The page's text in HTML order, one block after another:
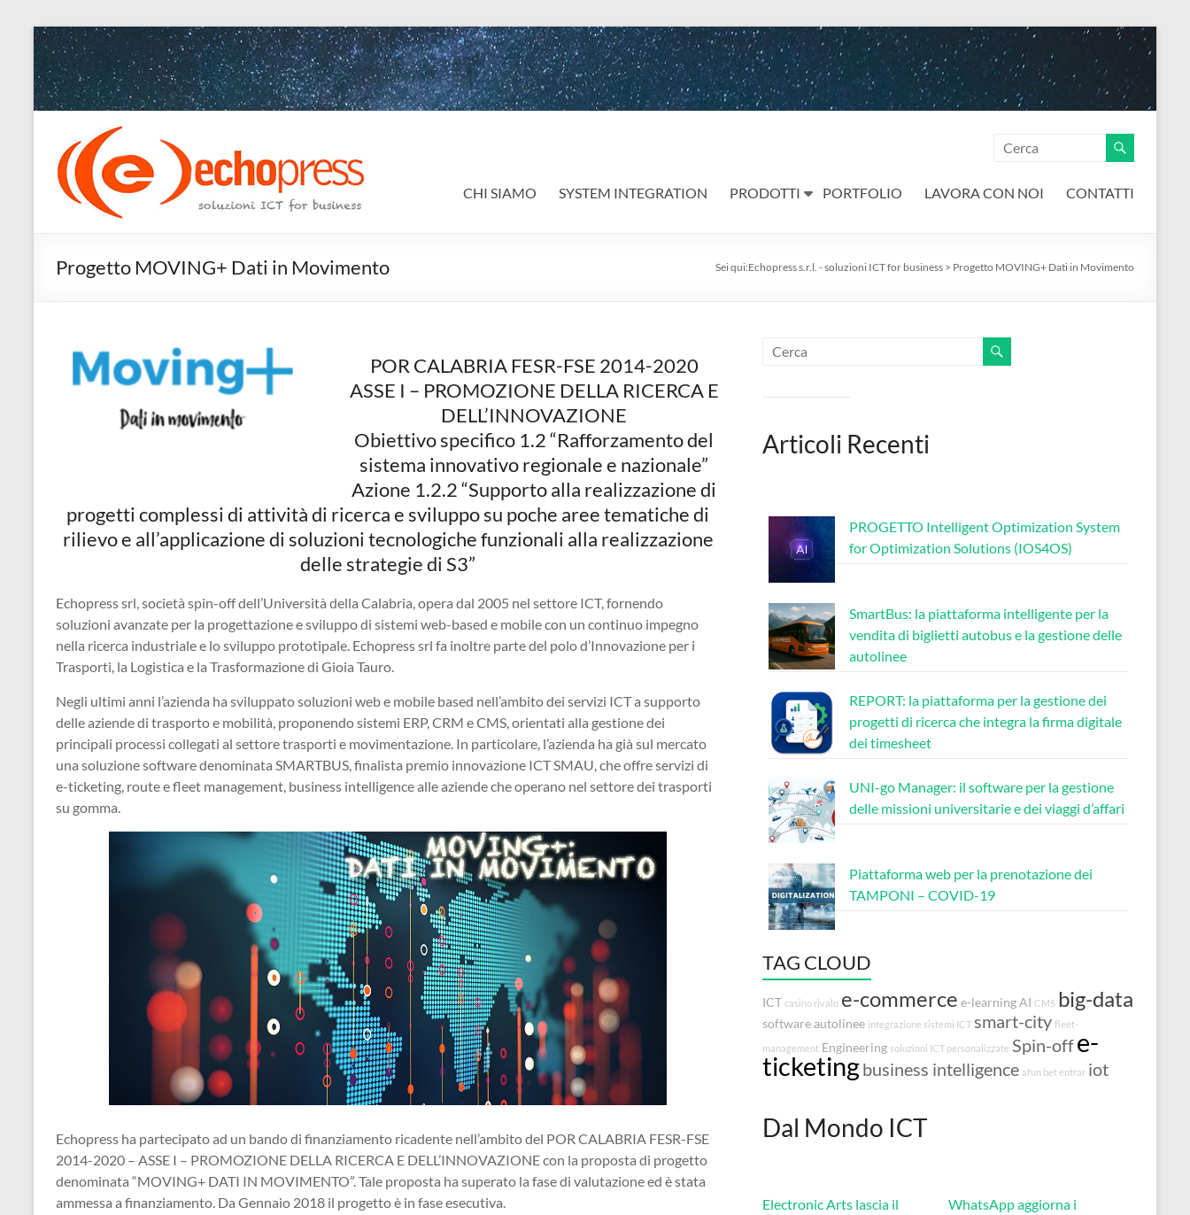
Salta
al
contenuto
Echopress
s.r.l.
ICT
business
Ingegneri
CHI SIAMO SYSTEM INTEGRATION PRODOTTI PORTFOLIO LAVORA CON NOI CONTATTI
Progetto MOVING+ Dati in Movimento Sei qui:Echopress s.r.l. - soluzioni ICT for business > Progetto MOVING+ Dati in Movimento
POR CALABRIA FESR-FSE 2014-2020
ASSE I – PROMOZIONE DELLA RICERCA E
DELL’INNOVAZIONE
Obiettivo specifico 1.2 “Rafforzamento del
sistema innovativo regionale e nazionale”
Azione 1.2.2 “Supporto alla realizzazione di
progetti complessi di attività di ricerca e sviluppo su poche aree tematiche di
rilievo e all’applicazione di soluzioni tecnologiche funzionali alla realizzazione
delle strategie di S3”
Echopress srl, società spin-off dell’Università della Calabria, opera dal 2005 nel settore ICT, fornendo
soluzioni avanzate per la progettazione e sviluppo di sistemi web-based e mobile con un continuo impegno
nella ricerca industriale e lo sviluppo prototipale. Echopress srl fa inoltre parte del polo d’Innovazione per i
Trasporti, la Logistica e la Trasformazione di Gioia Tauro.
Negli ultimi anni l’azienda ha sviluppato soluzioni web e mobile based nell’ambito dei servizi ICT a supporto
delle aziende di trasporto e mobilità, proponendo sistemi ERP, CRM e CMS, orientati alla gestione dei
principali processi collegati al settore trasporti e movimentazione. In particolare, l’azienda ha già sul mercato
una soluzione software denominata SMARTBUS, finalista premio innovazione ICT SMAU, che offre servizi di
e-ticketing, route e fleet management, business intelligence alle aziende che operano nel settore dei trasporti
su gomma.
Echopress ha partecipato ad un bando di finanziamento ricadente nell’ambito del POR CALABRIA FESR-FSE
2014-2020 – ASSE I – PROMOZIONE DELLA RICERCA E DELL’INNOVAZIONE con la proposta di progetto
denominata “MOVING+ DATI IN MOVIMENTO”. Tale proposta ha superato la fase di valutazione ed è stata
ammessa a finanziamento. Da Gennaio 2018 il progetto è in fase esecutiva.
Articoli Recenti
PROGETTO Intelligent Optimization System
for Optimization Solutions (IOS4OS)
SmartBus: la piattaforma intelligente per la
vendita di biglietti autobus e la gestione delle
autolinee
REPORT: la piattaforma per la gestione dei
progetti di ricerca che integra la firma digitale
dei timesheet
UNI-go Manager: il software per la gestione
delle missioni universitarie e dei viaggi d’affari
Piattaforma web per la prenotazione dei
TAMPONI – COVID-19
TAG CLOUD
ICT casino rivalo e-commerce e-learningAI CMS big-data
software autolinee integrazione sistemi ICT smart-city fleet-
management Engineering soluzioni ICT personalizzate Spin-offe-
ticketingbusiness intelligence afun bet entrar iot
Dal Mondo ICT
Electronic Arts lascia il
WhatsApp aggiorna i